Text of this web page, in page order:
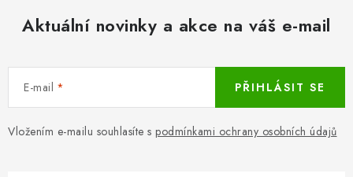
Aktuální novinky a akce na váš e-mail
E-mail
Vložením e-mailu souhlasíte s podmínkami ochrany osobních údajů
PŘIHLÁSIT SE